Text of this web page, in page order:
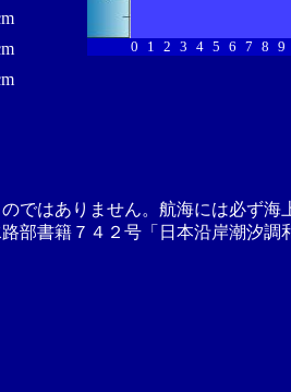
0 1 2 3 4 5 6 7 8 9
ではありません。航海には必ず海
部書籍７４２号「日本沿岸潮汐調